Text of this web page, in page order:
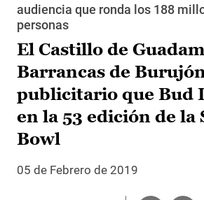
audiencia que ronda los 188
personas
El Castillo de
Barrancas de
publicitario que Bud
en la 53 edición de la
Bowl
05 de Febrero de 2019